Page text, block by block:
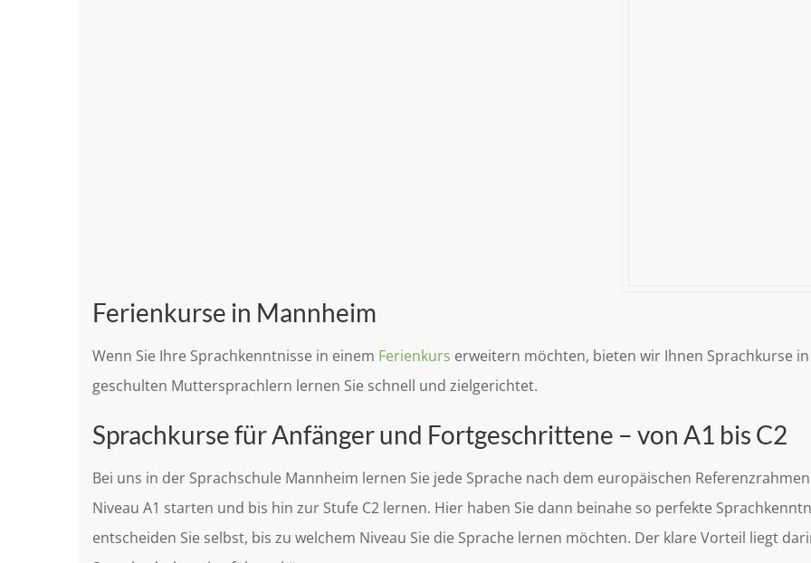
Ferienkurse in Mannheim
Wenn Sie Ihre Sprachkenntnisse in einem Ferienkurs erweitern möchten, bieten wir Ihnen Sprachkurse
geschulten Muttersprachlern lernen Sie schnell und zielgerichtet.
Sprachkurse für Anfänger und Fortgeschrittene – von A1 bis C2
Bei uns in der Sprachschule Mannheim lernen Sie jede Sprache nach dem europäischen
Niveau A1 starten und bis hin zur Stufe C2 lernen. Hier haben Sie dann beinahe so perfekte
entscheiden Sie selbst, bis zu welchem Niveau Sie die Sprache lernen möchten. Der klare Vorteil liegt